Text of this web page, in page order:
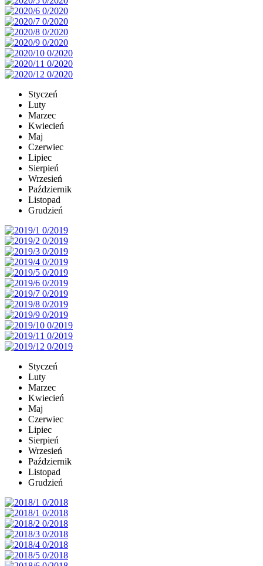
Styczeń
Luty
Marzec
Kwiecień
Maj
Czerwiec
Lipiec
Sierpień
Wrzesień
Październik
Listopad
Grudzień
Styczeń
Luty
Marzec
Kwiecień
Maj
Czerwiec
Lipiec
Sierpień
Wrzesień
Październik
Listopad
Grudzień